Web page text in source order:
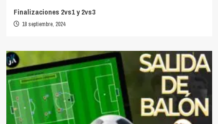
Finalizaciones 2vs1 y 2vs3
18 septiembre, 2024